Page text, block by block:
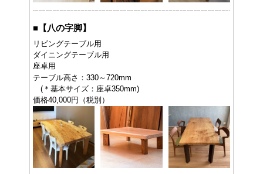
■ 【八の字脚】
リビングテーブル用
ダイニングテーブル用
座卓用
テーブル高さ：330～720mm
(＊基本サイズ：座卓350mm)
価格40,000円（税別）